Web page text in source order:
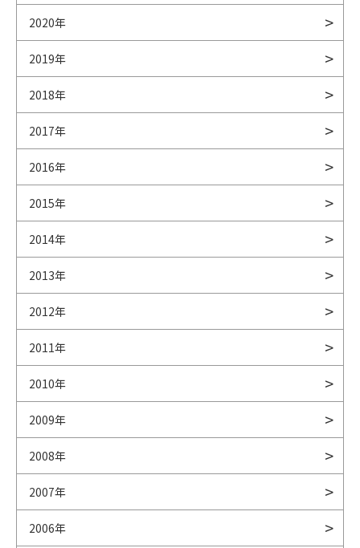
2020年
2019年
2018年
2017年
2016年
2015年
2014年
2013年
2012年
2011年
2010年
2009年
2008年
2007年
2006年